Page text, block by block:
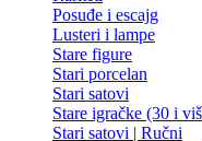
Posuđe i escajg
Lusteri i lampe
Stare figure
Stari porcelan
Stari satovi
Stare igračke (30 i
Stari satovi | Ručni